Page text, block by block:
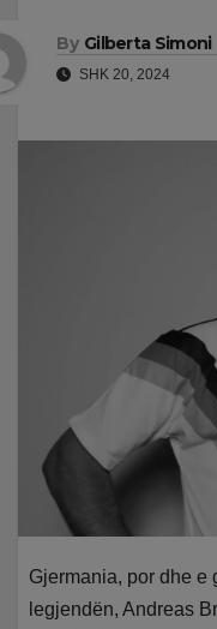
By Gilberta Simoni
SHK 20, 2024
Gjermania, por dhe e
legjendën, Andreas